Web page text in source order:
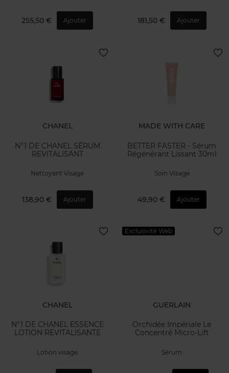
255,50 € Ajouter 181,50 € Ajouter
CHANEL
N°1 DE CHANEL SÉRUM
REVITALISANT
Nettoyant Visage
138,90 € Ajouter
MADE WITH CARE
BETTER FASTER - Sérum
Régénérant Lissant 30ml
Soin VIsage
49,90 € Ajouter
CHANEL
N°1 DE CHANEL ESSENCE
LOTION REVITALISANTE
Lotion visage
Exclusivité Web
GUERLAIN
Orchidée Impériale Le
Concentré Micro-Lift
Sérum